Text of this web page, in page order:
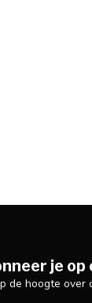
je
de hoogte over